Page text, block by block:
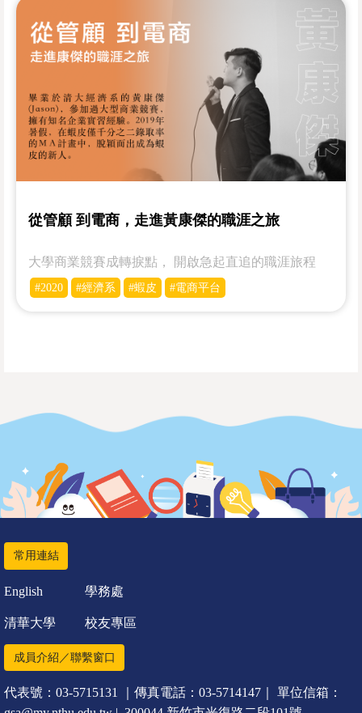
從管顧 到電商，走進黃康傑的職涯之旅
大學商業競賽成轉捩點， 開啟急起直追的職涯旅程
#2020 #經濟系 #蝦皮 #電商平台
常用連結
English 學務處
清華大學 校友專區
成員介紹／聯繫窗口
代表號：03-5715131 ｜傳真電話：03-5714147｜ 單位信箱：